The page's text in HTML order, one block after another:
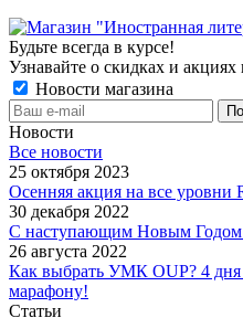
Будьте всегда в курсе!
Узнавайте о скидках и
Новости магазина
Новости
Все новости
25 октября 2023
Осенняя акция на все уровни
30 декабря 2022
С наступающим Новым Годом
26 августа 2022
Как выбрать УМК OUP? 4
марафону!
Статьи